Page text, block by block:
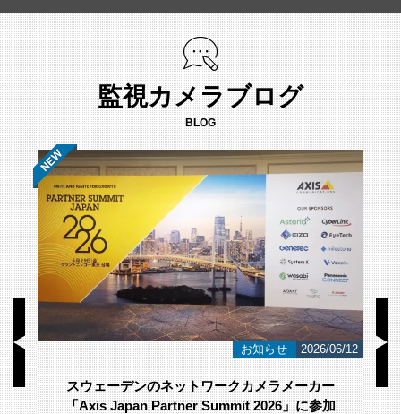
監視カメラブログ
BLOG
23 お知らせ 2026/06/12
スウェーデンのネットワークカメラメーカー
「Axis Japan Partner Summit 2026」に参加